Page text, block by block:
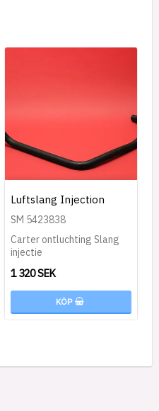
Luftslang Injection
SM 5423838
Carter ontluchting Slang
injectie
1 320 SEK
KÖP